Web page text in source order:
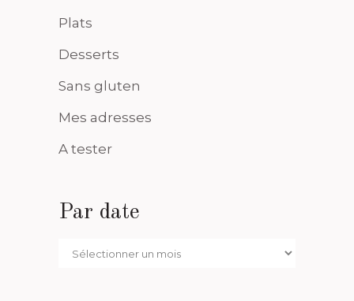
Plats
Desserts
Sans gluten
Mes adresses
A tester
Par date
Par